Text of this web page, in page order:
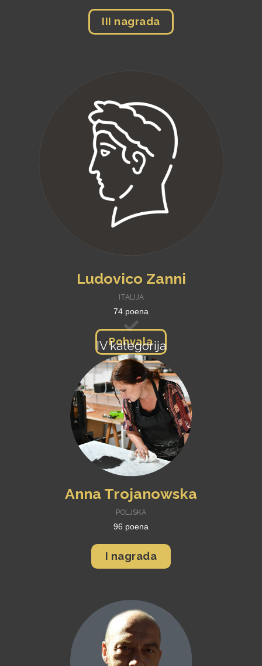
III nagrada
Ludovico Zanni
ITALIJA
74 poena
Pohvala
IV kategorija
bez limita
Anna Trojanowska
POLJSKA
96 poena
I nagrada